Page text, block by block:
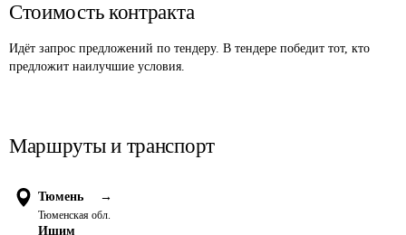
Стоимость контракта
Идёт запрос предложений по тендеру. В тендере победит тот, кто
предложит наилучшие условия.
Маршруты и транспорт
Тюмень →
Тюменская обл.
Ишим